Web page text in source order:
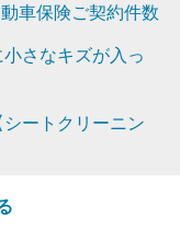
車保険ご契約件数
さなキズが入っ
ートクリーニン